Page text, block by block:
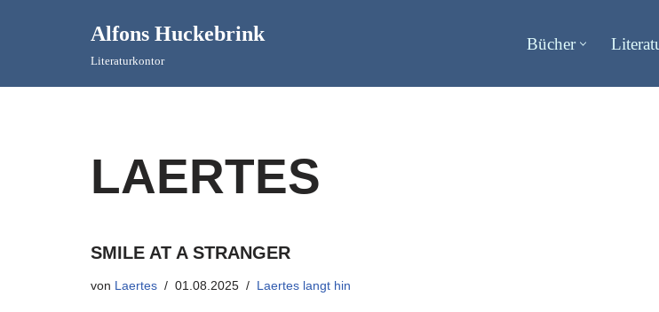
Alfons Huckebrink
Literaturkontor
Bücher
LAERTES
SMILE AT A STRANGER
von Laertes 01.08.2025 Laertes langt hin